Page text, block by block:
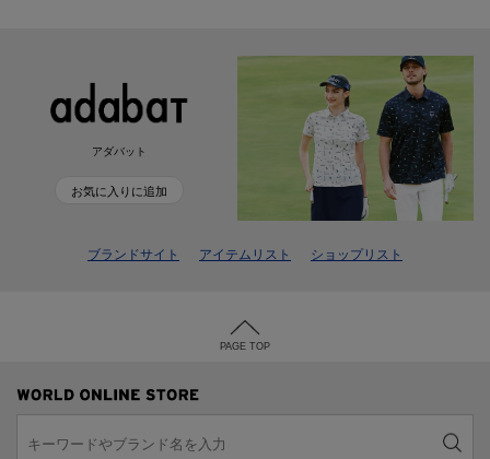
アダバット
お気に入りに追加
ブランドサイト アイテムリスト ショップリスト
PAGE TOP